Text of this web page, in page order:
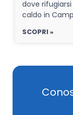
dove
caldo in
SCOPRI »